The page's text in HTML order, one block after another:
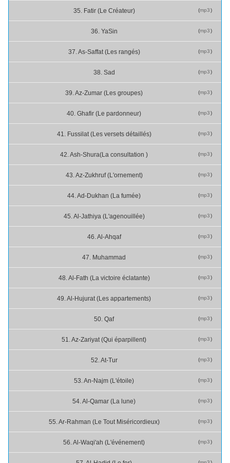
(mp3)
35. Fatir (Le Créateur)
(mp3)
36. Ya­Sin
(mp3)
37. As-Saffat (Les rangés)
(mp3)
38. Sad
(mp3)
39. Az-Zumar (Les groupes)
(mp3)
40. Ghafir (Le pardonneur)
(mp3)
41. Fussilat (Les versets détaillés)
(mp3)
42. Ash-Shura(La consultation )
(mp3)
43. Az-Zukhruf (L'ornement)
(mp3)
44. Ad-Dukhan (La fumée)
(mp3)
45. Al-Jathiya (L'agenouillée)
(mp3)
46. Al-Ahqaf
(mp3)
47. Muhammad
(mp3)
48. Al-Fath (La victoire éclatante)
(mp3)
49. Al-Hujurat (Les appartements)
(mp3)
50. Qaf
(mp3)
51. Az-Zariyat (Qui éparpillent)
(mp3)
52. At-Tur
(mp3)
53. An-Najm (L'étoile)
(mp3)
54. Al-Qamar (La lune)
(mp3)
55. Ar-Rahman (Le Tout Miséricordieux)
(mp3)
56. Al-Waqi'ah (L'événement)